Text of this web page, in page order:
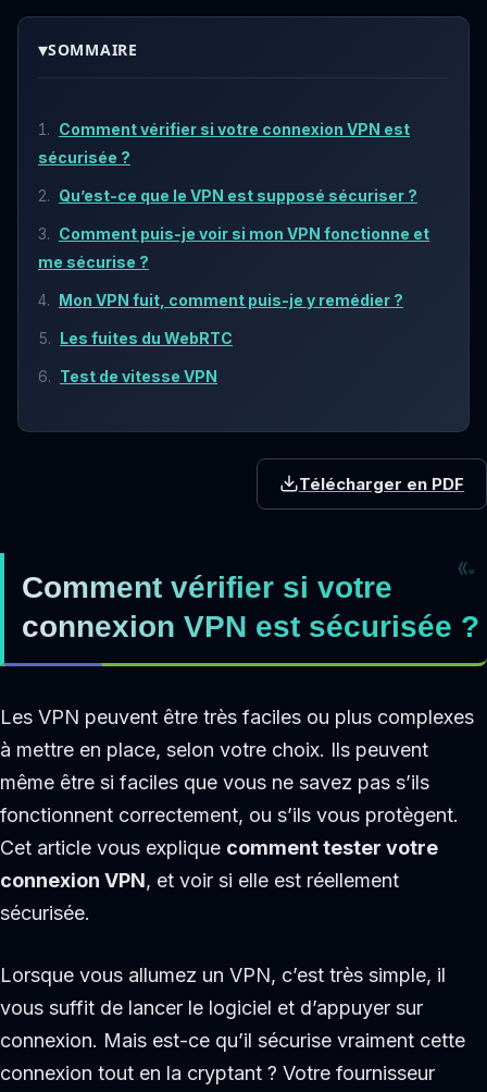
▾SOMMAIRE
Comment vérifier si votre connexion VPN est
sécurisée ?
Qu’est-ce que le VPN est supposé sécuriser ?
Comment puis-je voir si mon VPN fonctionne et
me sécurise ?
Mon VPN fuit, comment puis-je y remédier ?
Les fuites du WebRTC
Test de vitesse VPN
Télécharger en PDF
Comment vérifier si votre
connexion VPN est sécurisée ?
Les VPN peuvent être très faciles ou plus complexes
à mettre en place, selon votre choix. Ils peuvent
même être si faciles que vous ne savez pas s’ils
fonctionnent correctement, ou s’ils vous protègent.
Cet article vous explique comment tester votre
connexion VPN, et voir si elle est réellement
sécurisée.
Lorsque vous allumez un VPN, c’est très simple, il
vous suffit de lancer le logiciel et d’appuyer sur
connexion. Mais est-ce qu’il sécurise vraiment cette
connexion tout en la cryptant ? Votre fournisseur